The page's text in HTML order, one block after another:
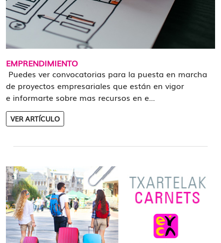
EMPRENDIMIENTO
Puedes ver convocatorias para la puesta en marcha
de proyectos empresariales que están en vigor
e informarte sobre mas recursos en e...
VER ARTÍCULO